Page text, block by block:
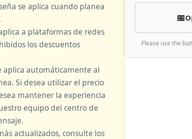
se aplica cuando planea
a plataformas de redes
los descuentos
aplica automáticamente al
Si desea utilizar el precio
mantener la experiencia
equipo del centro de
actualizados, consulte los
Please use the